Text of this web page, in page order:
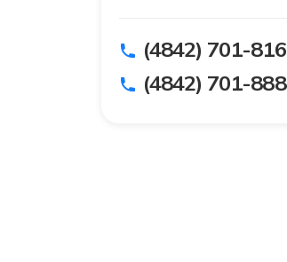
(4842) 701-816
(4842) 701-888